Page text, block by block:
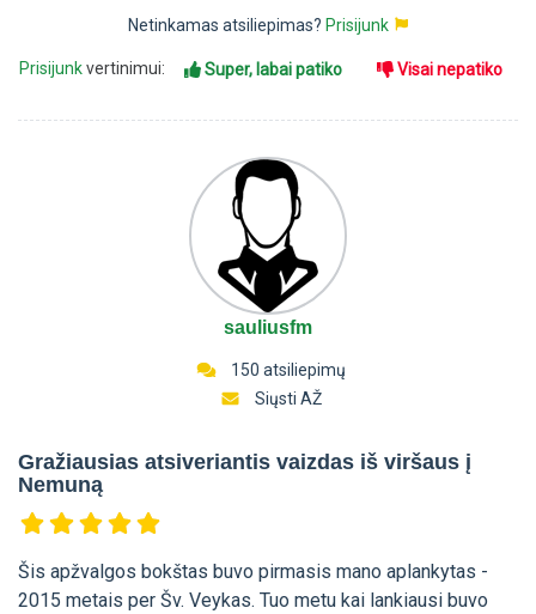
Netinkamas atsiliepimas? Prisijunk
Prisijunkvertinimui: Super, labai patiko Visai nepatiko
sauliusfm
150 atsiliepimų
Siųsti AŽ
Gražiausias atsiveriantis vaizdas iš viršaus į
Nemuną
Šis apžvalgos bokštas buvo pirmasis mano aplankytas -
2015 metais per Šv. Veykas. Tuo metu kai lankiausi buvo